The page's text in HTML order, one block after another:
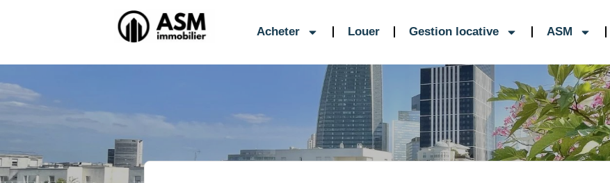
Acheter Louer Gestion locative ASM